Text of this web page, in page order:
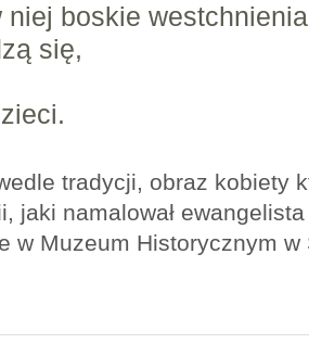
niej boskie
się,
tradycji, obraz kobiety
jaki namalował
w Muzeum Historycznym w